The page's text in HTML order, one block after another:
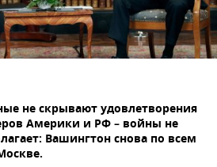
не скрывают удовлетворения
Америки и РФ – войны не
Вашингтон снова по всем